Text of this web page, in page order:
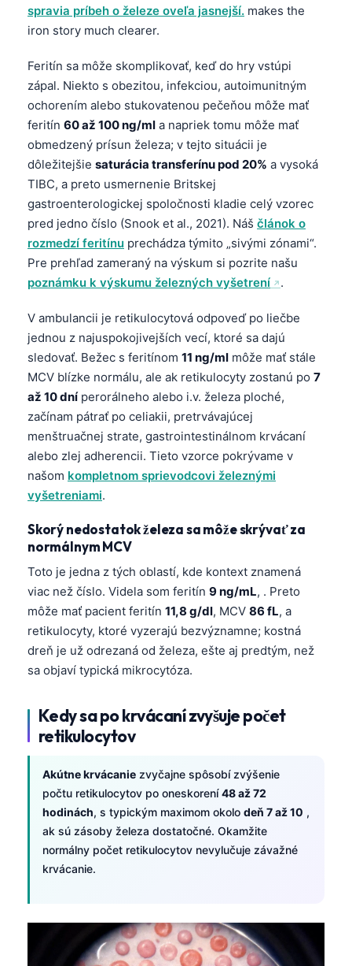
spravia príbeh o železe oveľa jasnejší. makes the
iron story much clearer.
Feritín sa môže skomplikovať, keď do hry vstúpi
zápal. Niekto s obezitou, infekciou, autoimunitným
ochorením alebo stukovatenou pečeňou môže mať
feritín 60 až 100 ng/ml a napriek tomu môže mať
obmedzený prísun železa; v tejto situácii je
dôležitejšie saturácia transferínu pod 20% a vysoká
TIBC, a preto usmernenie Britskej
gastroenterologickej spoločnosti kladie celý vzorec
pred jedno číslo (Snook et al., 2021). Náš článok o
rozmedzí feritínu prechádza týmito „sivými zónami“.
Pre prehľad zameraný na výskum si pozrite našu
poznámku k výskumu železných vyšetrení
.
V ambulancii je retikulocytová odpoveď po liečbe
jednou z najuspokojivejších vecí, ktoré sa dajú
sledovať. Bežec s feritínom 11 ng/ml môže mať stále
MCV blízke normálu, ale ak retikulocyty zostanú po 7
až 10 dníperorálneho alebo i.v. železa ploché,
začínam pátrať po celiakii, pretrvávajúcej
menštruačnej strate, gastrointestinálnom krvácaní
alebo zlej adherencii. Tieto vzorce pokrývame v
našom kompletnom sprievodcovi železnými
vyšetreniami.
Skorý nedostatok železa sa môže skrývať za
normálnym MCV
Toto je jedna z tých oblastí, kde kontext znamená
viac než číslo. Videla som feritín 9 ng/mL, . Preto
môže mať pacient feritín 11,8 g/dl, MCV 86 fL, a
retikulocyty, ktoré vyzerajú bezvýznamne; kostná
dreň je už odrezaná od železa, ešte aj predtým, než
sa objaví typická mikrocytóza.
Kedy sa po krvácaní zvyšuje počet
retikulocytov
Akútne krvácanie zvyčajne spôsobí zvýšenie
počtu retikulocytov po oneskorení48 až 72
hodinách, s typickým maximom okolo deň 7 až 10 ,
ak sú zásoby železa dostatočné. Okamžite
normálny počet retikulocytov nevylučuje závažné
krvácanie.